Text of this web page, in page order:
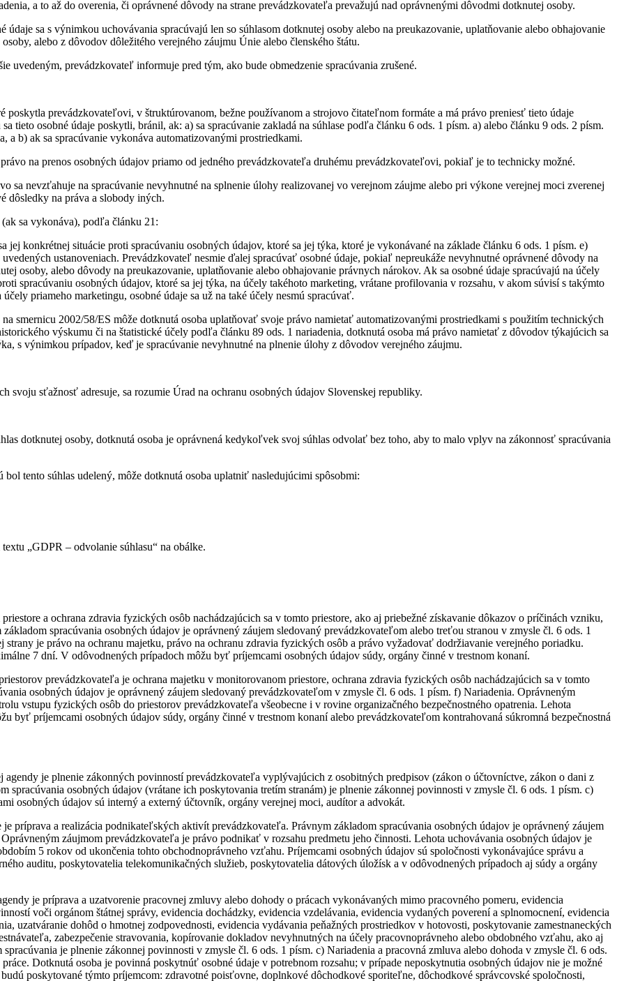
a to až do overenia, či oprávnené dôvody na strane prevádzkovateľa prevažujú nad oprávnenými dôvodmi dotknutej osoby.
sa s výnimkou uchovávania spracúvajú len so súhlasom dotknutej osoby alebo na preukazovanie, uplatňovanie alebo obhajovanie
alebo z dôvodov dôležitého verejného záujmu Únie alebo členského štátu.
uvedeným, prevádzkovateľ informuje pred tým, ako bude obmedzenie spracúvania zrušené.
poskytla prevádzkovateľovi, v štruktúrovanom, bežne používanom a strojovo čitateľnom formáte a má právo preniesť tieto údaje
tieto osobné údaje poskytli, bránil, ak: a) sa spracúvanie zakladá na súhlase podľa článku 6 ods. 1 písm. a) alebo článku 9 ods. 2 písm.
a b) ak sa spracúvanie vykonáva automatizovanými prostriedkami.
na prenos osobných údajov priamo od jedného prevádzkovateľa druhému prevádzkovateľovi, pokiaľ je to technicky možné.
sa nevzťahuje na spracúvanie nevyhnutné na splnenie úlohy realizovanej vo verejnom záujme alebo pri výkone verejnej moci zverenej
dôsledky na práva a slobody iných.
sa vykonáva), podľa článku 21:
konkrétnej situácie proti spracúvaniu osobných údajov, ktoré sa jej týka, ktoré je vykonávané na základe článku 6 ods. 1 písm. e)
ustanoveniach. Prevádzkovateľ nesmie ďalej spracúvať osobné údaje, pokiaľ nepreukáže nevyhnutné oprávnené dôvody na
osoby, alebo dôvody na preukazovanie, uplatňovanie alebo obhajovanie právnych nárokov. Ak sa osobné údaje spracúvajú na účely
spracúvaniu osobných údajov, ktoré sa jej týka, na účely takéhoto marketing, vrátane profilovania v rozsahu, v akom súvisí s takýmto
priameho marketingu, osobné údaje sa už na také účely nesmú spracúvať.
smernicu 2002/58/ES môže dotknutá osoba uplatňovať svoje právo namietať automatizovanými prostriedkami s použitím technických
výskumu či na štatistické účely podľa článku 89 ods. 1 nariadenia, dotknutá osoba má právo namietať z dôvodov týkajúcich sa
s výnimkou prípadov, keď je spracúvanie nevyhnutné na plnenie úlohy z dôvodov verejného záujmu.
svoju sťažnosť adresuje, sa rozumie Úrad na ochranu osobných údajov Slovenskej republiky.
dotknutej osoby, dotknutá osoba je oprávnená kedykoľvek svoj súhlas odvolať bez toho, aby to malo vplyv na zákonnosť spracúvania
tento súhlas udelený, môže dotknutá osoba uplatniť nasledujúcimi spôsobmi:
„GDPR – odvolanie súhlasu“ na obálke.
a ochrana zdravia fyzických osôb nachádzajúcich sa v tomto priestore, ako aj priebežné získavanie dôkazov o príčinách vzniku,
spracúvania osobných údajov je oprávnený záujem sledovaný prevádzkovateľom alebo treťou stranou v zmysle čl. 6 ods. 1
je právo na ochranu majetku, právo na ochranu zdravia fyzických osôb a právo vyžadovať dodržiavanie verejného poriadku.
7 dní. V odôvodnených prípadoch môžu byť príjemcami osobných údajov súdy, orgány činné v trestnom konaní.
prevádzkovateľa je ochrana majetku v monitorovanom priestore, ochrana zdravia fyzických osôb nachádzajúcich sa v tomto
osobných údajov je oprávnený záujem sledovaný prevádzkovateľom v zmysle čl. 6 ods. 1 písm. f) Nariadenia. Oprávneným
vstupu fyzických osôb do priestorov prevádzkovateľa všeobecne i v rovine organizačného bezpečnostného opatrenia. Lehota
byť príjemcami osobných údajov súdy, orgány činné v trestnom konaní alebo prevádzkovateľom kontrahovaná súkromná bezpečnostná
je plnenie zákonných povinností prevádzkovateľa vyplývajúcich z osobitných predpisov (zákon o účtovníctve, zákon o dani z
spracúvania osobných údajov (vrátane ich poskytovania tretím stranám) je plnenie zákonnej povinnosti v zmysle čl. 6 ods. 1 písm. c)
osobných údajov sú interný a externý účtovník, orgány verejnej moci, audítor a advokát.
príprava a realizácia podnikateľských aktivít prevádzkovateľa. Právnym základom spracúvania osobných údajov je oprávnený záujem
záujmom prevádzkovateľa je právo podnikať v rozsahu predmetu jeho činnosti. Lehota uchovávania osobných údajov je
5 rokov od ukončenia tohto obchodnoprávneho vzťahu. Príjemcami osobných údajov sú spoločnosti vykonávajúce správu a
auditu, poskytovatelia telekomunikačných služieb, poskytovatelia dátových úložísk a v odôvodnených prípadoch aj súdy a orgány
je príprava a uzatvorenie pracovnej zmluvy alebo dohody o prácach vykonávaných mimo pracovného pomeru, evidencia
voči orgánom štátnej správy, evidencia dochádzky, evidencia vzdelávania, evidencia vydaných poverení a splnomocnení, evidencia
uzatváranie dohôd o hmotnej zodpovednosti, evidencia vydávania peňažných prostriedkov v hotovosti, poskytovanie zamestnaneckých
zabezpečenie stravovania, kopírovanie dokladov nevyhnutných na účely pracovnoprávneho alebo obdobného vzťahu, ako aj
je plnenie zákonnej povinnosti v zmysle čl. 6 ods. 1 písm. c) Nariadenia a pracovná zmluva alebo dohoda v zmysle čl. 6 ods.
Dotknutá osoba je povinná poskytnúť osobné údaje v potrebnom rozsahu; v prípade neposkytnutia osobných údajov nie je možné
poskytované týmto príjemcom: zdravotné poisťovne, doplnkové dôchodkové sporiteľne, dôchodkové správcovské spoločnosti,